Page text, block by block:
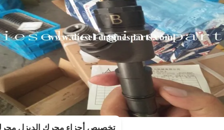
تخصيص أجزاء محرك الديزل